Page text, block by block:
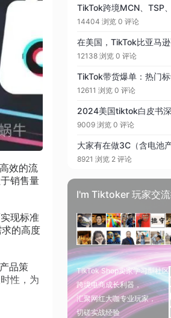
效的流
销售量
现标准
的高度
品策
性，为
14404 浏览 0 评论
在美国，TikTok比亚马
12138 浏览 0 评论
12611 浏览 0 评论
9009 浏览 0 评论
8921 浏览 2 评论
I'm Tiktoker 玩家交
TikTok Shop卖家学习型社区
跨境电商成长利器，
汇聚网红大咖专业玩家，
切磋实战经验